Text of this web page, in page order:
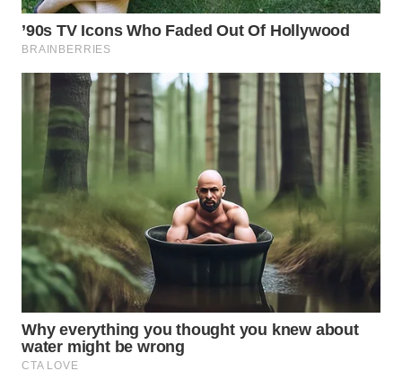
INDRAMAYU
WN
KUNINGAN
WN
MAJALENGKA
WN
SUBANG
WN
SUKABUMI
WN
PURWAKARTA